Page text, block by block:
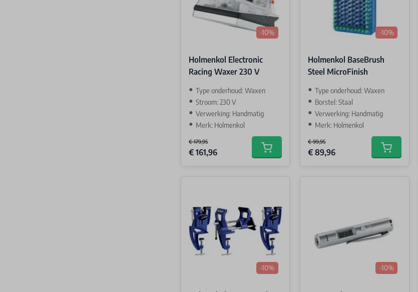
-10%
Holmenkol Electronic
Racing Waxer 230 V
Type onderhoud: Waxen
Stroom: 230 V
Verwerking: Handmatig
Merk: Holmenkol
€ 179,95
Special Price
€ 161,96 Add to cart
-10%
Holmenkol BaseBrush
Steel MicroFinish
Type onderhoud: Waxen
Borstel: Staal
Verwerking: Handmatig
Merk: Holmenkol
€ 99,95
Special Price
€ 89,96 Add to cart
-10% -10%